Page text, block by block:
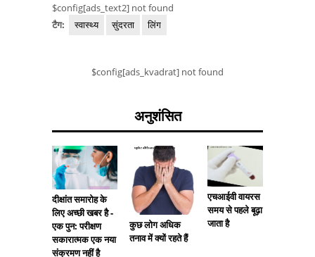
$config[ads_text2] not found
टैग:
स्वास्थ्य सुंदरता लिंग
$config[ads_kvadrat] not found
अनुशंसित
दीक्षांत समारोह के
लिए अच्छी खबर है -
एक पुन: परीक्षण
सकारात्मक एक नया
संक्रमण नहीं है
कुछ लोग अधिक
तनाव में क्यों रहते हैं
एचआईवी वायरस
समय से पहले बूढ़ा हो
जाता है